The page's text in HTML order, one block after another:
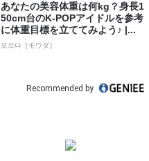
あなたの美容体重は何kg？身長1
50cm台のK-POPアイドルを参考
に体重目標を立ててみよう♪ |...
모으다［モウダ］
Recommended by